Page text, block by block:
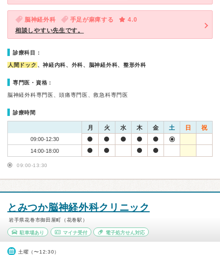
脳神経外科 手足が麻痺する
4.0
相談しやすい先生です。
診療科目：
人間ドック 、神経内科、外科、脳神経外科、整形外科
専門医・資格：
脳神経外科専門医、頭痛専門医、救急科専門医
診療時間
月 火 水 木 金 土 日 祝
09:00-12:30
14:00-18:00
09:00-13:30
とみつか脳神経外科クリニック
岩手県花巻市御田屋町（花巻駅）
駐車場あり マイナ受付 電子処方せん対応
土曜（〜12:30）